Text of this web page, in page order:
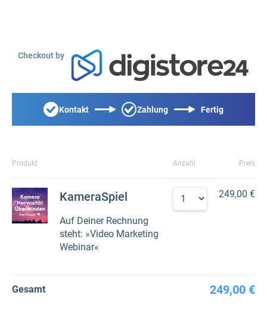
Checkout by
Kontakt Zahlung Fertig
Produkt Anzahl Preis
KameraSpiel
Auf Deiner Rechnung
steht: »Video Marketing
Webinar«
249,00 €
Gesamt 249,00 €